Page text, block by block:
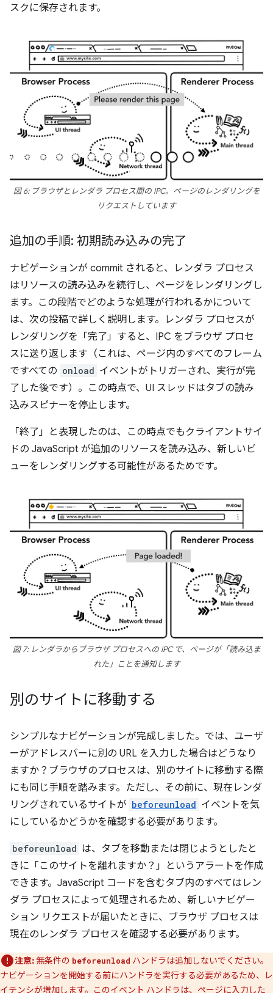
スクに保存されます。
図 6: ブラウザとレンダラ プロセス間の IPC。ページのレンダリングを
リクエストしています
追加の手順: 初期読み込みの完了
ナビゲーションが commit されると、レンダラ プロセス
はリソースの読み込みを続行し、ページをレンダリングし
ます。この段階でどのような処理が行われるかについて
は、次の投稿で詳しく説明します。レンダラ プロセスが
レンダリングを「完了」すると、IPC をブラウザ プロセ
スに送り返します（これは、ページ内のすべてのフレーム
ですべての onload イベントがトリガーされ、実行が完
了した後です）。この時点で、UI スレッドはタブの読み
込みスピナーを停止します。
「終了」と表現したのは、この時点でもクライアントサイ
ドの JavaScript が追加のリソースを読み込み、新しいビ
ューをレンダリングする可能性があるためです。
図 7: レンダラからブラウザ プロセスへの IPC で、ページが「読み込ま
れた」ことを通知します
別のサイトに移動する
シンプルなナビゲーションが完成しました。では、ユーザ
ーがアドレスバーに別の URL を入力した場合はどうなり
ますか？ブラウザのプロセスは、別のサイトに移動する際
にも同じ手順を踏みます。ただし、その前に、現在レンダ
リングされているサイトが beforeunload イベントを気
にしているかどうかを確認する必要があります。
beforeunload は、タブを移動または閉じようとしたと
きに「このサイトを離れますか？」というアラートを作成
できます。JavaScript コードを含むタブ内のすべてはレン
ダラ プロセスによって処理されるため、新しいナビゲー
ション リクエストが届いたときに、ブラウザ プロセスは
現在のレンダラ プロセスを確認する必要があります。
注意: 無条件の beforeunload ハンドラは追加しないでください。
ナビゲーションを開始する前にハンドラを実行する必要があるため、レ
イテンシが増加します。このイベント ハンドラは、ページに入力した